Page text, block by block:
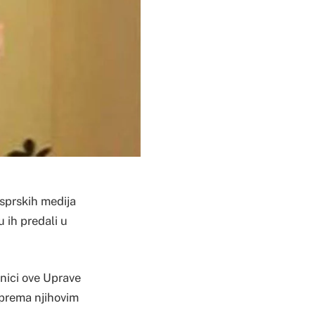
medija
ih predali u
ove Uprave
njihovim